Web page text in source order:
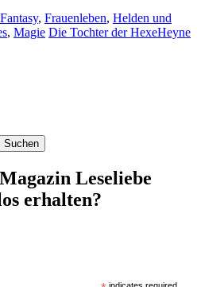
Fantasy, Frauenleben, Helden und
, Magie Die Tochter der HexeHeyne
Leseliebe
erhalten?